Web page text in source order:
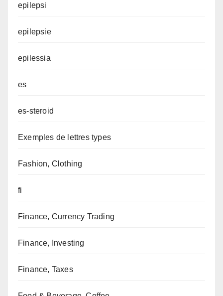
epilepsi
epilepsie
epilessia
es
es-steroid
Exemples de lettres types
Fashion, Clothing
fi
Finance, Currency Trading
Finance, Investing
Finance, Taxes